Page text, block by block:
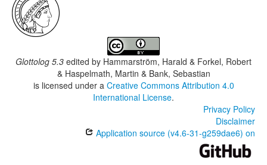
Glottolog 5.3 edited by Hammarström, Harald & Forkel, Robert
& Haspelmath, Martin & Bank, Sebastian
is licensed under a Creative Commons Attribution 4.0
International License.
Privacy Policy
Disclaimer
Application source (v4.6-31-g259dae6) on